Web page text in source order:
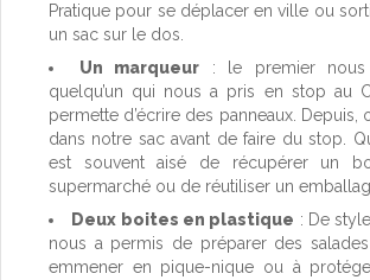
Pratique pour se déplacer en ville ou
un sac sur le dos.
Un marqueur : le premier
quelqu’un qui nous a pris en stop au
permette d’écrire des panneaux. Depuis,
dans notre sac avant de faire du stop.
est souvent aisé de récupérer un
supermarché ou de réutiliser un
Deux boites en plastique : De
nous a permis de préparer des
emmener en pique-nique ou à